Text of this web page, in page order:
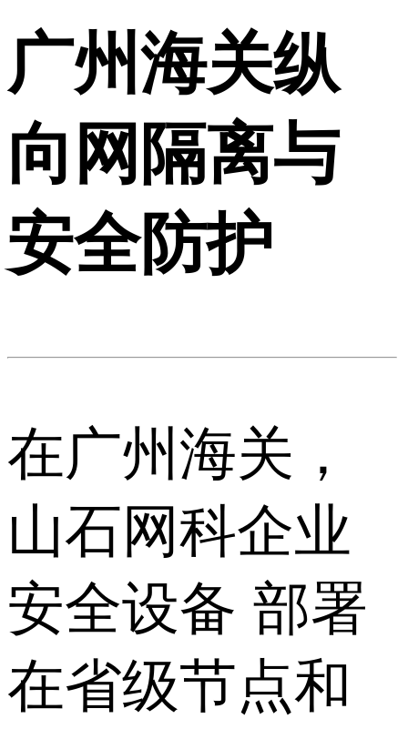
广州海关纵
向网隔离与
安全防护
在广州海关，
山石网科企业
安全设备 部署
在省级节点和